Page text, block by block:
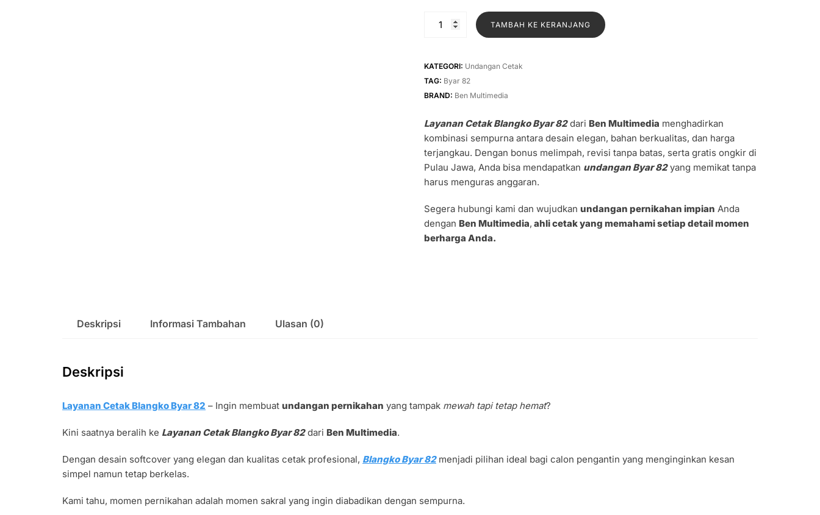
adalah:
Rp1.500.
ini
adalah:
Kuantitas
Blangko
Byar
82
TAMBAH KE KERANJANG
KATEGORI: Undangan Cetak
TAG: Byar 82
BRAND: Ben Multimedia
Layanan Cetak Blangko Byar 82dari Ben Multimedia menghadirkan
kombinasi sempurna antara desain elegan, bahan berkualitas, dan harga
terjangkau. Dengan bonus melimpah, revisi tanpa batas, serta gratis ongkir di
Pulau Jawa, Anda bisa mendapatkan undangan Byar 82yang memikat tanpa
harus menguras anggaran.
Segera hubungi kami dan wujudkan undangan pernikahan impian Anda
dengan Ben Multimedia, ahli cetak yang memahami setiap detail momen
berharga Anda.
Deskripsi Informasi Tambahan Ulasan (0)
Deskripsi
Layanan Cetak Blangko Byar 82 – Ingin membuat undangan pernikahan yang tampak mewah tapi tetap hemat?
Kini saatnya beralih ke Layanan Cetak Blangko Byar 82dari Ben Multimedia.
Dengan desain softcover yang elegan dan kualitas cetak profesional, Blangko Byar 82menjadi pilihan ideal bagi calon pengantin yang menginginkan kesan
simpel namun tetap berkelas.
Kami tahu, momen pernikahan adalah momen sakral yang ingin diabadikan dengan sempurna.